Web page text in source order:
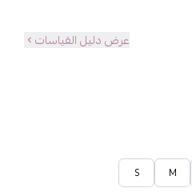
عرض دليل القياسات
M
S